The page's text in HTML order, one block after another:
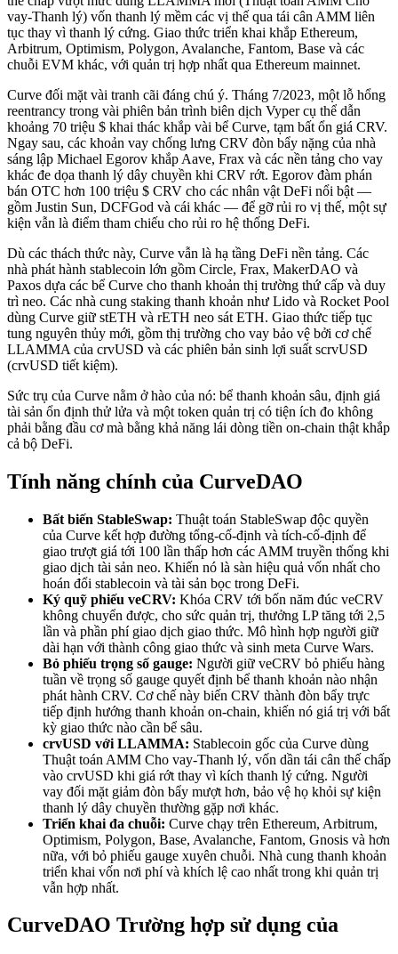
vay-Thanh lý) vốn thanh lý mềm các vị thế qua tái cân AMM liên
tục thay vì thanh lý cứng. Giao thức triển khai khắp Ethereum,
Arbitrum, Optimism, Polygon, Avalanche, Fantom, Base và các
chuỗi EVM khác, với quản trị hợp nhất qua Ethereum mainnet.
Curve đối mặt vài tranh cãi đáng chú ý. Tháng 7/2023, một lỗ hổng
reentrancy trong vài phiên bản trình biên dịch Vyper cụ thể dẫn
khoảng 70 triệu $ khai thác khắp vài bể Curve, tạm bất ổn giá CRV.
Ngay sau, các khoản vay chống lưng CRV đòn bẩy nặng của nhà
sáng lập Michael Egorov khắp Aave, Frax và các nền tảng cho vay
khác đe dọa thanh lý dây chuyền khi CRV rớt. Egorov đàm phán
bán OTC hơn 100 triệu $ CRV cho các nhân vật DeFi nổi bật —
gồm Justin Sun, DCFGod và cái khác — để gỡ rủi ro vị thế, một sự
kiện vẫn là điểm tham chiếu cho rủi ro hệ thống DeFi.
Dù các thách thức này, Curve vẫn là hạ tầng DeFi nền tảng. Các
nhà phát hành stablecoin lớn gồm Circle, Frax, MakerDAO và
Paxos dựa các bể Curve cho thanh khoản thị trường thứ cấp và duy
trì neo. Các nhà cung staking thanh khoản như Lido và Rocket Pool
dùng Curve giữ stETH và rETH neo sát ETH. Giao thức tiếp tục
tung nguyên thủy mới, gồm thị trường cho vay bảo vệ bởi cơ chế
LLAMMA của crvUSD và các phiên bản sinh lợi suất scrvUSD
(crvUSD tiết kiệm).
Sức trụ của Curve nằm ở hào của nó: bể thanh khoản sâu, định giá
tài sản ổn định thử lửa và một token quản trị có tiện ích đo không
phải bằng đầu cơ mà bằng khả năng lái dòng tiền on-chain thật khắp
cả bộ DeFi.
Tính năng chính của CurveDAO
Bất biến StableSwap: Thuật toán StableSwap độc quyền
của Curve kết hợp đường tổng-cố-định và tích-cố-định để
giao trượt giá tới 100 lần thấp hơn các AMM truyền thống khi
giao dịch tài sản neo. Khiến nó là sàn hiệu quả vốn nhất cho
hoán đổi stablecoin và tài sản bọc trong DeFi.
Ký quỹ phiếu veCRV: Khóa CRV tới bốn năm đúc veCRV
không chuyển được, cho sức quản trị, thưởng LP tăng tới 2,5
lần và phần phí giao dịch giao thức. Mô hình hợp người giữ
dài hạn với thành công giao thức và sinh meta Curve Wars.
Bỏ phiếu trọng số gauge: Người giữ veCRV bỏ phiếu hàng
tuần về trọng số gauge quyết định bể thanh khoản nào nhận
phát hành CRV. Cơ chế này biến CRV thành đòn bẩy trực
tiếp định hướng thanh khoản on-chain, khiến nó giá trị với bất
kỳ giao thức nào cần bể sâu.
crvUSD với LLAMMA: Stablecoin gốc của Curve dùng
Thuật toán AMM Cho vay-Thanh lý, vốn dần tái cân thế chấp
vào crvUSD khi giá rớt thay vì kích thanh lý cứng. Người
vay đối mặt giảm đòn bẩy mượt hơn, bảo vệ họ khỏi sự kiện
thanh lý dây chuyền thường gặp nơi khác.
Triển khai đa chuỗi: Curve chạy trên Ethereum, Arbitrum,
Optimism, Polygon, Base, Avalanche, Fantom, Gnosis và hơn
nữa, với bỏ phiếu gauge xuyên chuỗi. Nhà cung thanh khoản
triển khai vốn nơi phí và khích lệ cao nhất trong khi quản trị
vẫn hợp nhất.
CurveDAO Trường hợp sử dụng của